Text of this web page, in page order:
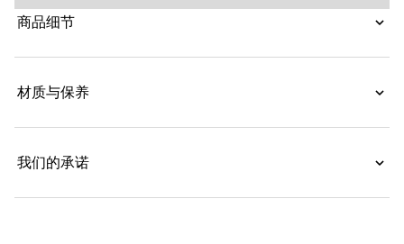
商品细节
材质与保养
我们的承诺